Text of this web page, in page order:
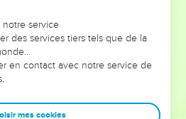
on voit moins les doutes, les erreurs
ont traversés, alors même que ce
les ont façonnés.
entrepreneurs, et responsables
de sagesse afin que leurs erreurs
notre service
des services tiers tels que de la
en contact avec notre service de
mes cookies